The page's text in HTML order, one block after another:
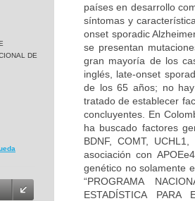
DE
países en desarrollo
síntomas y
onset sporadic
se presentan
gran mayoría de los
inglés, late-onset
de los 65 años; no
tratado de establecer
concluyentes. En
ha buscado factores
BDNF, COMT,
asociación con
genético no solamente
“PROGRAMA
ESTADÍSTICA PARA